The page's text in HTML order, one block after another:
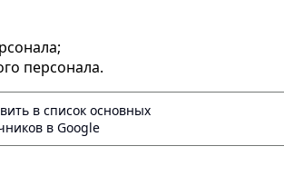
персонала.
в список основных
в Google